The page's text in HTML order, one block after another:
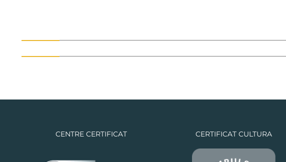
CENTRE CERTIFICAT CERTIFICAT CULTURA